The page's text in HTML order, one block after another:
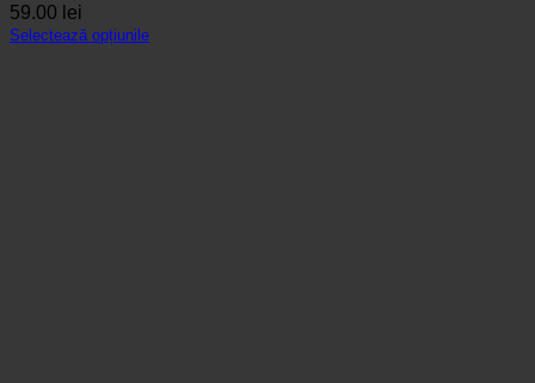
59.00 lei
Selectează opțiunile